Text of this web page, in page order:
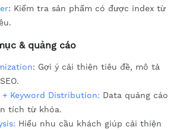
: Kiểm tra sản phẩm có được index từ
& quảng cáo
: Gợi ý cải thiện tiêu đề, mô tả
+ Keyword Distribution: Data quảng cáo
tích từ khóa.
Hiểu nhu cầu khách giúp cải thiện